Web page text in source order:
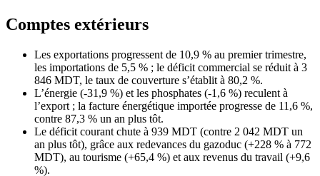
Comptes extérieurs
Les exportations progressent de 10,9 % au premier trimestre,
les importations de 5,5 % ; le déficit commercial se réduit à 3
846 MDT, le taux de couverture s’établit à 80,2 %.
L’énergie (-31,9 %) et les phosphates (-1,6 %) reculent à
l’export ; la facture énergétique importée progresse de 11,6 %,
contre 87,3 % un an plus tôt.
Le déficit courant chute à 939 MDT (contre 2 042 MDT un
an plus tôt), grâce aux redevances du gazoduc (+228 % à 772
MDT), au tourisme (+65,4 %) et aux revenus du travail (+9,6
%).